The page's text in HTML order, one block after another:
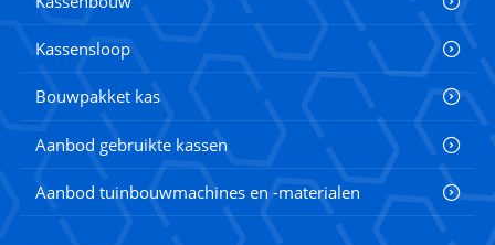
Kassensloop
Bouwpakket kas
Aanbod gebruikte kassen
Aanbod tuinbouwmachines en -materialen